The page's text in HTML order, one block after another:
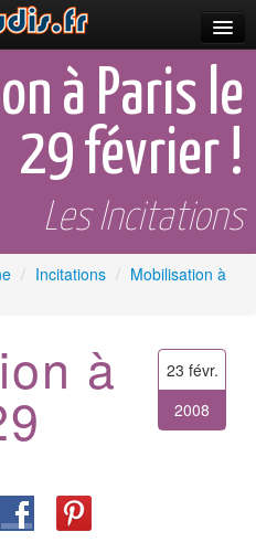
à Paris le
29 février !
Les Incitations
/ Incitations / Mobilisation à
23 févr.
2008
à